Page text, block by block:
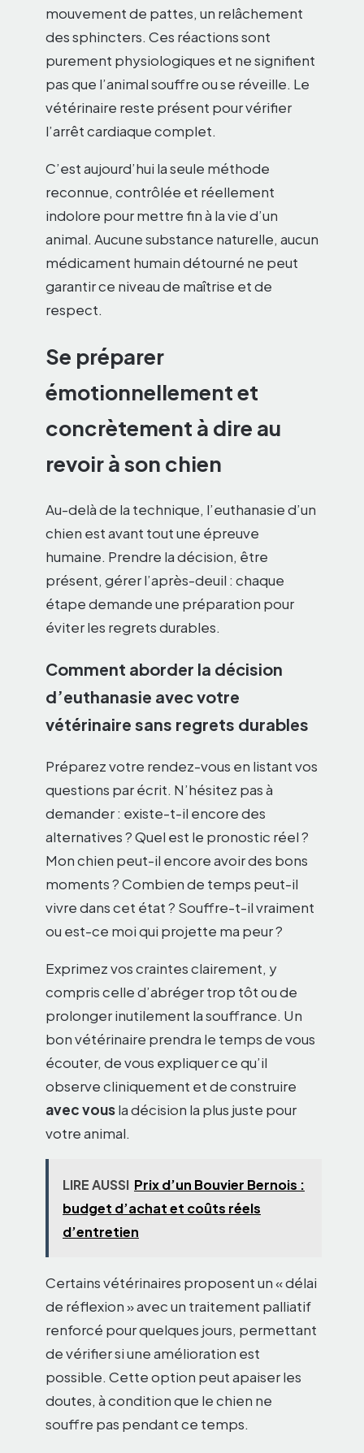
mouvement de pattes, un relâchement
des sphincters. Ces réactions sont
purement physiologiques et ne signifient
pas que l’animal souffre ou se réveille. Le
vétérinaire reste présent pour vérifier
l’arrêt cardiaque complet.
C’est aujourd’hui la seule méthode
reconnue, contrôlée et réellement
indolore pour mettre fin à la vie d’un
animal. Aucune substance naturelle, aucun
médicament humain détourné ne peut
garantir ce niveau de maîtrise et de
respect.
Se préparer
émotionnellement et
concrètement à dire au
revoir à son chien
Au-delà de la technique, l’euthanasie d’un
chien est avant tout une épreuve
humaine. Prendre la décision, être
présent, gérer l’après-deuil : chaque
étape demande une préparation pour
éviter les regrets durables.
Comment aborder la décision
d’euthanasie avec votre
vétérinaire sans regrets durables
Préparez votre rendez-vous en listant vos
questions par écrit. N’hésitez pas à
demander : existe-t-il encore des
alternatives ? Quel est le pronostic réel ?
Mon chien peut-il encore avoir des bons
moments ? Combien de temps peut-il
vivre dans cet état ? Souffre-t-il vraiment
ou est-ce moi qui projette ma peur ?
Exprimez vos craintes clairement, y
compris celle d’abréger trop tôt ou de
prolonger inutilement la souffrance. Un
bon vétérinaire prendra le temps de vous
écouter, de vous expliquer ce qu’il
observe cliniquement et de construire
avec vousla décision la plus juste pour
votre animal.
LIRE AUSSI Prix d’un Bouvier Bernois :
budget d’achat et coûts réels
d’entretien
Certains vétérinaires proposent un « délai
de réflexion » avec un traitement palliatif
renforcé pour quelques jours, permettant
de vérifier si une amélioration est
possible. Cette option peut apaiser les
doutes, à condition que le chien ne
souffre pas pendant ce temps.